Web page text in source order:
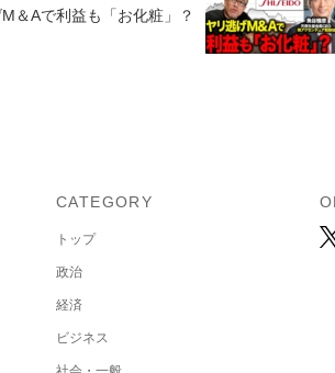
＆Aで利益も「お化粧」？
CATEGORY
トップ
政治
経済
ビジネス